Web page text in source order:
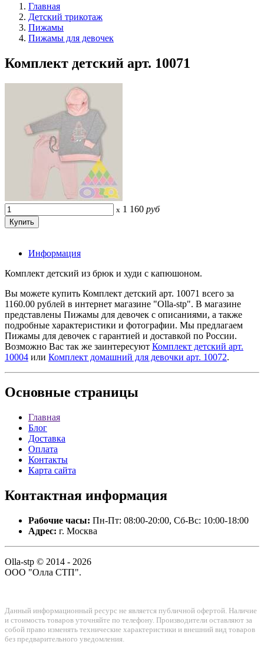
Главная
Детский трикотаж
Пижамы
Пижамы для девочек
Комплект детский арт. 10071
x 1 160 руб
Информация
Комплект детский из брюк и худи с капюшоном.
Вы можете купить Комплект детский арт. 10071 всего за
1160.00 рублей в интернет магазине "Olla-stp". В магазине
представлены Пижамы для девочек с описаниями, а также
подробные характеристики и фотографии. Мы предлагаем
Пижамы для девочек с гарантией и доставкой по России.
Возможно Вас так же заинтересуют Комплект детский арт.
10004 или Комплект домашний для девочки арт. 10072.
Основные страницы
Главная
Блог
Доставка
Оплата
Контакты
Карта сайта
Контактная информация
Рабочие часы: Пн-Пт: 08:00-20:00, Сб-Вс: 10:00-18:00
Адрес: г. Москва
Olla-stp © 2014 - 2026
ООО "Олла СТП".
Данный информационный ресурс не является публичной офертой. Наличие
и стоимость товаров уточняйте по телефону. Производители оставляют за
собой право изменять технические характеристики и внешний вид товаров
без предварительного уведомления.